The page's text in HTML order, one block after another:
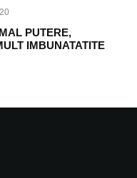
PUTERE,
IMBUNATATITE